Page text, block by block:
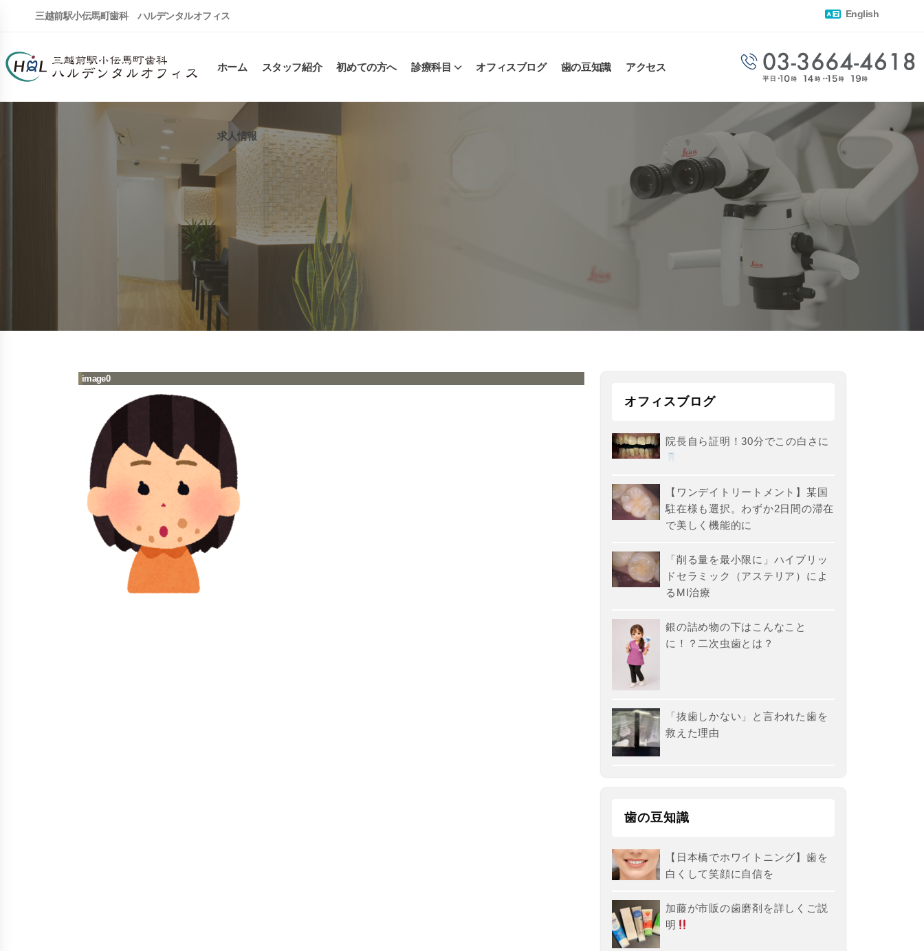
三越前駅小伝馬町歯科 ハルデンタルオフィス English
ホーム スタッフ紹介 初めての方へ 診療科目 オフィスブログ 歯の豆知識 アクセス
求人情報
image0
オフィスブログ
院長自ら証明！30分でこの白さに
【ワンデイトリートメント】某国
駐在様も選択。わずか2日間の滞在
で美しく機能的に
「削る量を最小限に」ハイブリッ
ドセラミック（アステリア）によ
るMI治療
銀の詰め物の下はこんなこと
に！？二次虫歯とは？
「抜歯しかない」と言われた歯を
救えた理由
歯の豆知識
【日本橋でホワイトニング】歯を
白くして笑顔に自信を
加藤が市販の歯磨剤を詳しくご説
明